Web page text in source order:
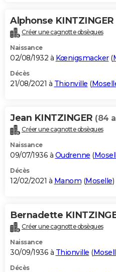
Alphonse KINTZINGER
Créer une cagnotte obsèques
Naissance
02/08/1932 à Kœnigsmacker(
Décès
21/08/2021 à Thionville (
Jean KINTZINGER (84
Créer une cagnotte obsèques
Naissance
09/07/1936 à Oudrenne (
Décès
12/02/2021 à Manom (Moselle)
Bernadette
Créer une cagnotte obsèques
Naissance
30/09/1936 à Thionville (
Décès